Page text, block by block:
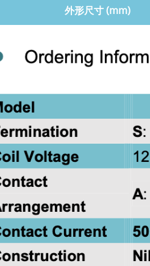
外形尺寸 (mm)